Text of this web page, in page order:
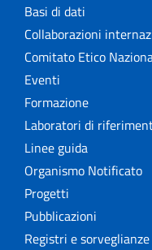
Basi di dati
Collaborazioni
Comitato Etico
Eventi
Formazione
Laboratori di
Linee guida
Organismo Notificato
Progetti
Pubblicazioni
Registri e sorveglianze